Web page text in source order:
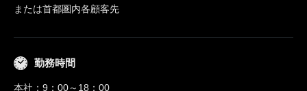
または首都圏内各顧客先
勤務時間
本社：9：00～18：00